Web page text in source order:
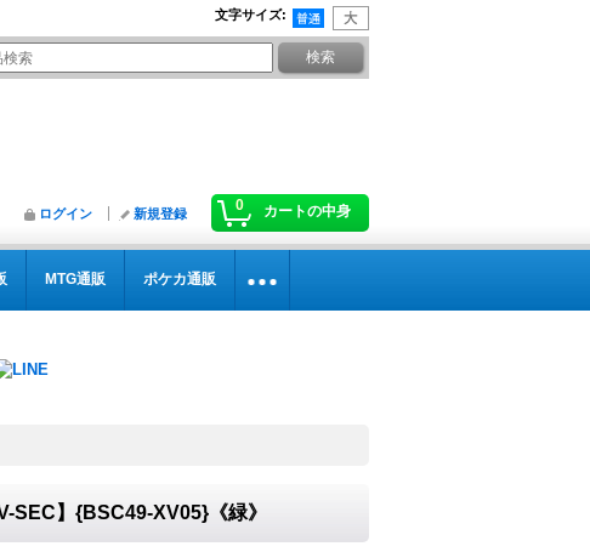
文字サイズ:
0 カートの中身
ログイン 新規登録
MTG通販 ポケカ通販
SEC】{BSC49-XV05}《緑》